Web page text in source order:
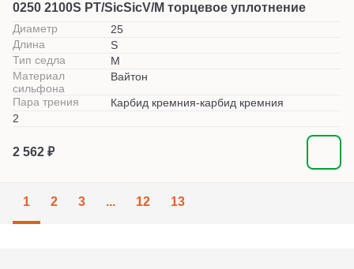
0250 2100S PT/SicSicV/M торцевое уплотнение
Диаметр
25
Длина
S
Тип седла
M
Материал
сильфона
Вайтон
Пара трения
Карбид кремния-карбид кремния
2
2 562 ₽
1 2 3 ... 12 13